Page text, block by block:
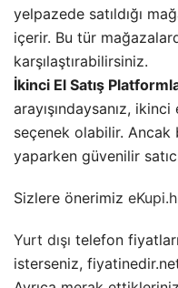
yelpazede satıldığı
içerir. Bu tür
karşılaştırabilirsiniz.
İkinci El Satış
arayışındaysanız,
seçenek olabilir. Ancak
yaparken güvenilir
Sizlere önerimiz
Yurt dışı telefon
isterseniz,